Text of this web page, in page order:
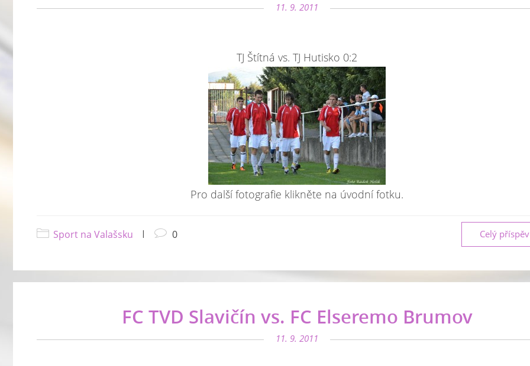
11. 9. 2011
TJ Štítná vs. TJ Hutisko 0:2
Pro další fotografie klikněte na úvodní fotku.
Celý
Sport na Valašsku | 0
FC TVD Slavičín vs. FC Elseremo Brumov
11. 9. 2011